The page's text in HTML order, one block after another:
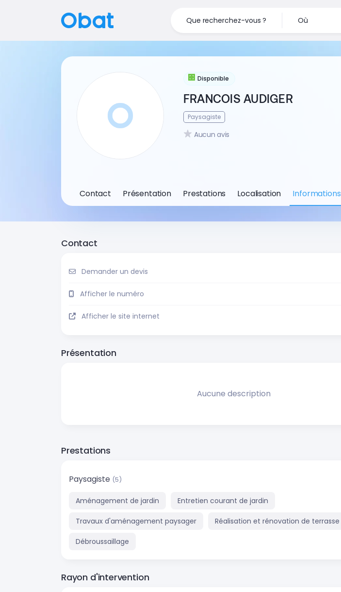
Que recherchez-vous ? Où
Disponible
FRANCOIS AUDIGER
Paysagiste
Aucun avis
Contact Présentation Prestations Localisation Informations
Contact
Demander un devis
Afficher le numéro
Afficher le site internet
Présentation
Aucune description
Prestations
Paysagiste (5)
Aménagement de jardin Entretien courant de jardin
Travaux d'aménagement paysager Réalisation et rénovation de terrasse
Débroussaillage
Rayon d'intervention